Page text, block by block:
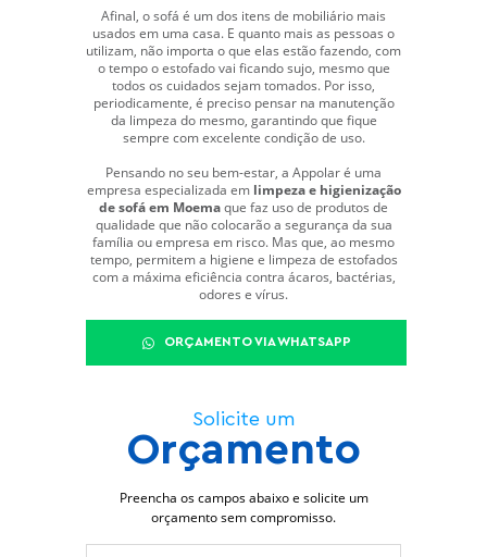
Afinal, o sofá é um dos itens de mobiliário mais
usados em uma casa. E quanto mais as pessoas o
utilizam, não importa o que elas estão fazendo, com
o tempo o estofado vai ficando sujo, mesmo que
todos os cuidados sejam tomados. Por isso,
periodicamente, é preciso pensar na manutenção
da limpeza do mesmo, garantindo que fique
sempre com excelente condição de uso.
Pensando no seu bem-estar, a Appolar é uma
empresa especializada em limpeza e higienização
de sofá em Moemaque faz uso de produtos de
qualidade que não colocarão a segurança da sua
família ou empresa em risco. Mas que, ao mesmo
tempo, permitem a higiene e limpeza de estofados
com a máxima eficiência contra ácaros, bactérias,
odores e vírus.
ORÇAMENTO VIA WHATSAPP
Solicite um
Orçamento
Preencha os campos abaixo e solicite um
orçamento sem compromisso.